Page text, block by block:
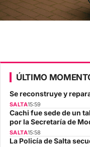
ÚLTIMO
Se reconstruye y
SALTA15:59
Cachi fue sede de un
por la Secretaría de
SALTA15:58
La Policía de Salta